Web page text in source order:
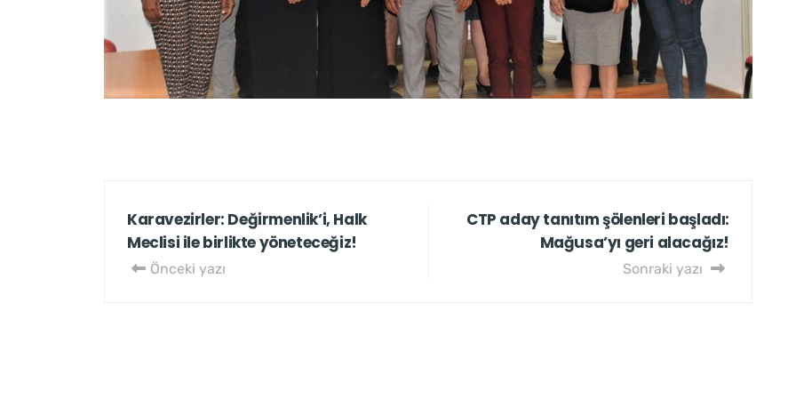
Karavezirler: Değirmenlik’i, Halk
Meclisi ile birlikte yöneteceğiz!
Önceki yazı
CTP aday tanıtım şölenleri başladı:
Mağusa’yı geri alacağız!
Sonraki yazı